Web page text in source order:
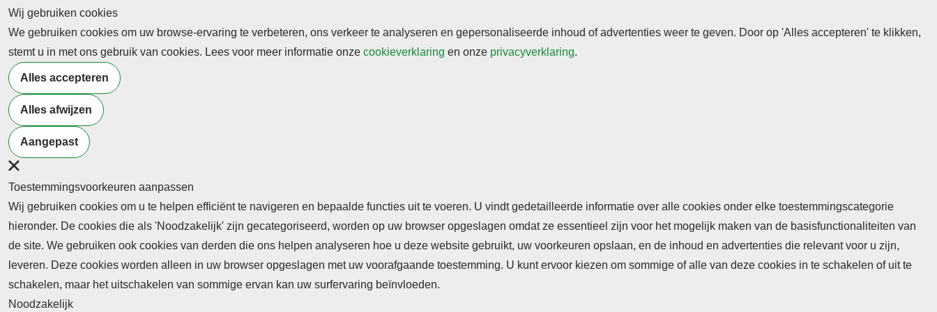
Wij gebruiken cookies
We gebruiken cookies om uw browse-ervaring te verbeteren, ons verkeer te analyseren en gepersonaliseerde inhoud of advertenties weer te geven. Door op 'Alles accepteren' te klikken,
stemt u in met ons gebruik van cookies. Lees voor meer informatie onze cookieverklaring en onze privacyverklaring.
Alles accepteren
Alles afwijzen
Aangepast
Toestemmingsvoorkeuren aanpassen
Wij gebruiken cookies om u te helpen efficiënt te navigeren en bepaalde functies uit te voeren. U vindt gedetailleerde informatie over alle cookies onder elke toestemmingscategorie
hieronder. De cookies die als 'Noodzakelijk' zijn gecategoriseerd, worden op uw browser opgeslagen omdat ze essentieel zijn voor het mogelijk maken van de basisfunctionaliteiten van
de site. We gebruiken ook cookies van derden die ons helpen analyseren hoe u deze website gebruikt, uw voorkeuren opslaan, en de inhoud en advertenties die relevant voor u zijn,
leveren. Deze cookies worden alleen in uw browser opgeslagen met uw voorafgaande toestemming. U kunt ervoor kiezen om sommige of alle van deze cookies in te schakelen of uit te
schakelen, maar het uitschakelen van sommige ervan kan uw surfervaring beïnvloeden.
Noodzakelijk
Abonnement
Nieuws
Meld je aan voor de nieuwsbrief
Neem contact op